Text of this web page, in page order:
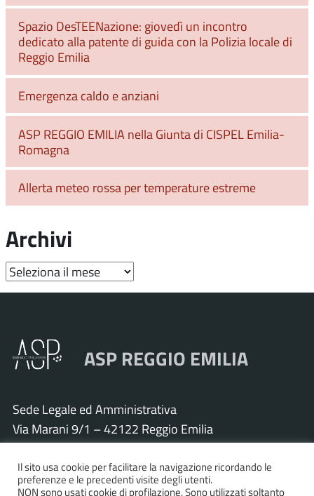
Spazio DesTEENazione: giovedì un incontro
dedicato alla patente di guida con la Polizia locale di
Reggio Emilia
Emergenza caldo e anziani
ASP REGGIO EMILIA nella Giunta di CISPEL Emilia-
Romagna
Allerta meteo rossa per temperature estreme
Archivi
Archivi
ASP REGGIO EMILIA
Sede Legale ed Amministrativa
Via Marani 9/1 – 42122 Reggio Emilia
Tel. 0522 571011 – Fax 0522 571030
Cod. Fisc. e P.IVA 01925120352
PEC:asp.re@pcert.postecert.it
Il sito usa cookie per facilitare la navigazione ricordando le
preferenze e le precedenti visite degli utenti.
NON sono usati cookie di profilazione. Sono utilizzati soltanto